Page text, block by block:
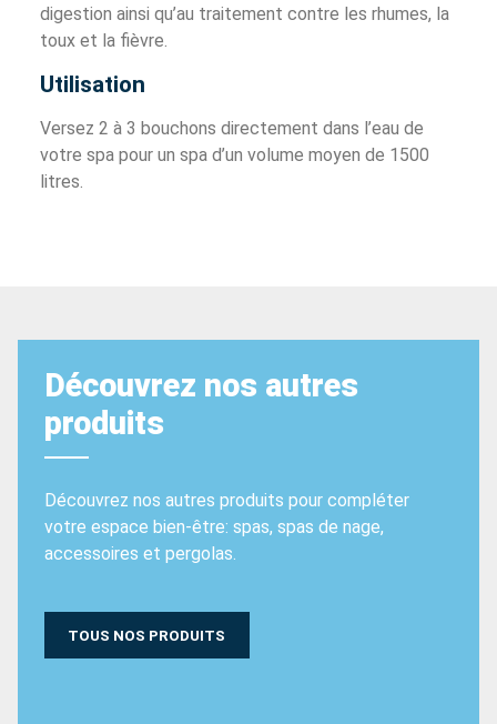
digestion ainsi qu’au traitement contre les rhumes, la
toux et la fièvre.
Utilisation
Versez 2 à 3 bouchons directement dans l’eau de
votre spa pour un spa d’un volume moyen de 1500
litres.
Découvrez nos autres
produits
Découvrez nos autres produits pour compléter
votre espace bien-être: spas, spas de nage,
accessoires et pergolas.
TOUS NOS PRODUITS